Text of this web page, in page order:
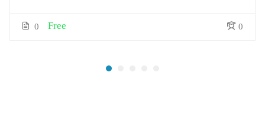
0 0
Free